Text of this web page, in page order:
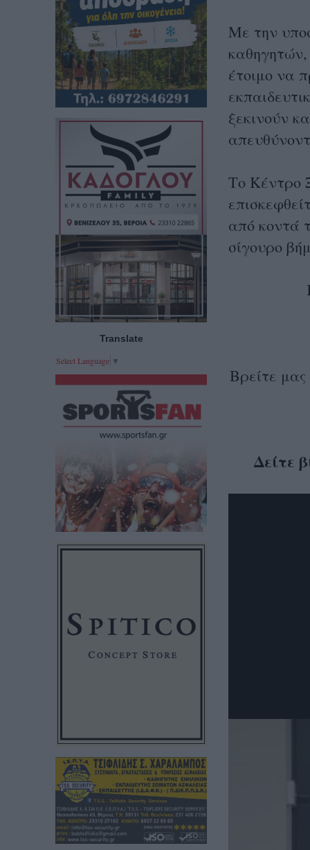
Με την
έτοιμο να
ξεκινούν
Το Κέντρο
από κοντά
σίγουρο
Βρείτε
Δείτε
Translate
Select Language ▼